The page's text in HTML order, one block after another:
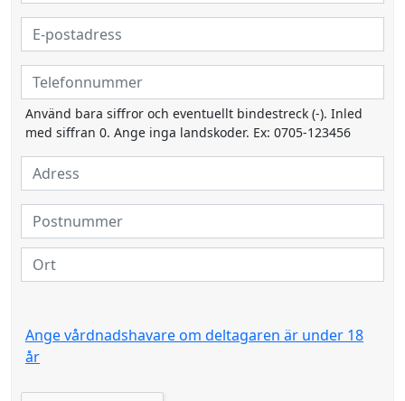
Använd bara siffror och eventuellt bindestreck (-). Inled
med siffran 0. Ange inga landskoder. Ex: 0705-123456
Ange vårdnadshavare om deltagaren är under 18
år